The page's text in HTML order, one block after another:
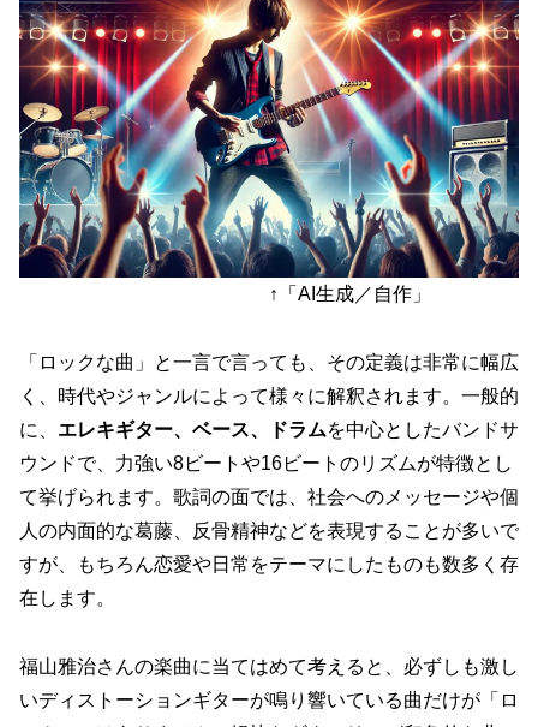
↑「AI生成／自作」
「ロックな曲」と一言で言っても、その定義は非常に幅広
く、時代やジャンルによって様々に解釈されます。一般的
に、 エレキギター、ベース、ドラムを中心としたバンドサ
ウンドで、力強い8ビートや16ビートのリズムが特徴とし
て挙げられます。歌詞の面では、社会へのメッセージや個
人の内面的な葛藤、反骨精神などを表現することが多いで
すが、もちろん恋愛や日常をテーマにしたものも数多く存
在します。
福山雅治さんの楽曲に当てはめて考えると、 必ずしも激し
いディストーションギターが鳴り響いている曲だけが「ロ